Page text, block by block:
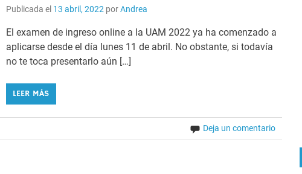
Publicada el 13 abril, 2022 porAndrea
El examen de ingreso online a la UAM 2022 ya ha comenzado a
aplicarse desde el día lunes 11 de abril. No obstante, si todavía
no te toca presentarlo aún […]
LEER MÁS
Deja un comentario